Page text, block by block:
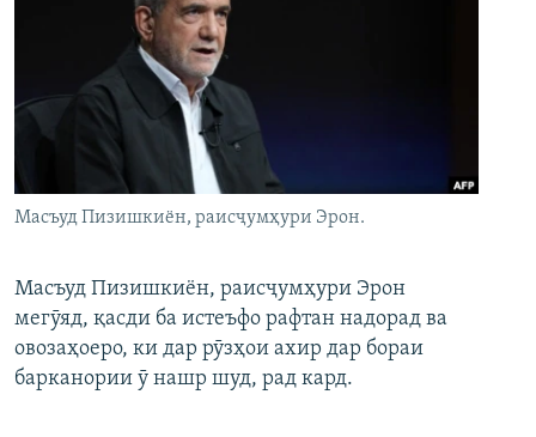
Масъуд Пизишкиён, раисҷумҳури Эрон.
Масъуд Пизишкиён, раисҷумҳури Эрон
мегӯяд, қасди ба истеъфо рафтан надорад ва
овозаҳоеро, ки дар рӯзҳои ахир дар бораи
барканории ӯ нашр шуд, рад кард.